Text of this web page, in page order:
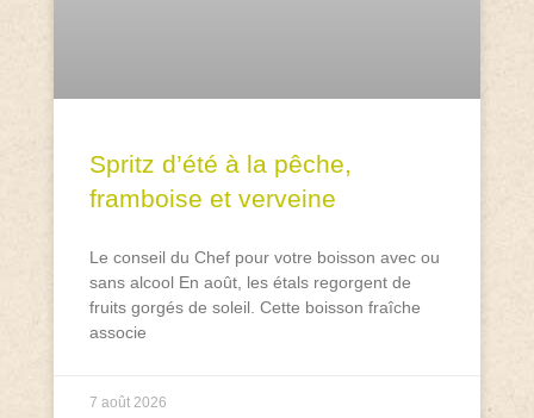
Spritz d’été à la pêche,
framboise et verveine
Le conseil du Chef pour votre boisson avec ou
sans alcool En août, les étals regorgent de
fruits gorgés de soleil. Cette boisson fraîche
associe
7 août 2026